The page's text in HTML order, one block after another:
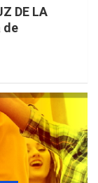
DE LA
de